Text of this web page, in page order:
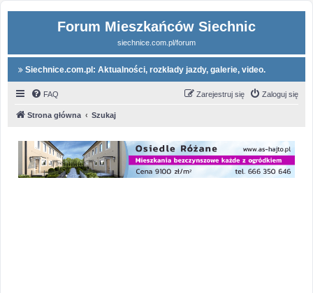
Forum Mieszkańców Siechnic
siechnice.com.pl/forum
Siechnice.com.pl: Aktualności, rozkłady jazdy, galerie, video.
FAQ Zaloguj się
Zarejestruj się
Strona główna Szukaj